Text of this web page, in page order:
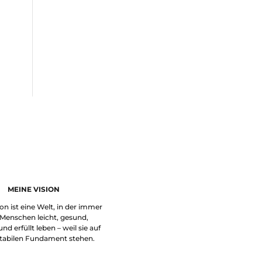
MEINE VISION
ist eine Welt, in der immer
leicht, gesund,
erfüllt leben – weil sie auf
Fundament stehen.